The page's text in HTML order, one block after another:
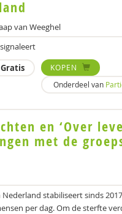
van Weeghel
Gratis
KOPEN
Onderdeel van
en ‘Over
met de
stabiliseert sinds
per dag. Om de sterfte